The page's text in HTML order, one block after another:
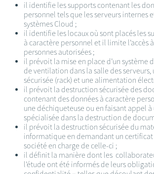
il identifie les supports contenant les
personnel tels que les serveurs internes
systèmes Cloud ;
il identifie les locaux où sont placés les
à caractère personnel et il limite l’accès
personnes autorisées ;
il prévoit la mise en place d’un système
de ventilation dans la salle des serveurs,
sécurisée (rack) et une alimentation
il prévoit la destruction sécurisée des
contenant des données à caractère
une déchiqueteuse ou en faisant appel à
spécialisée dans la destruction de
il prévoit la destruction sécurisée du
informatique en demandant un
société en charge de celle-ci ;
il définit la manière dont les
l’étude ont été informés de leurs